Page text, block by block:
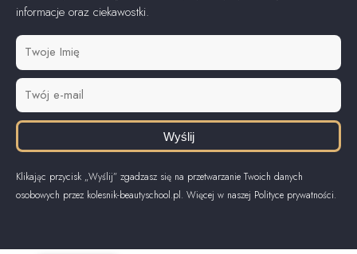
informacje oraz ciekawostki.
Wyślij
Klikając przycisk „Wyślij” zgadzasz się na przetwarzanie Twoich danych
osobowych przez kolesnik-beautyschool.pl. Więcej w naszej Polityce prywatności.